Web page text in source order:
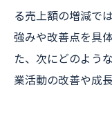
る売上額の増減で
強みや改善点を具
た、次にどのよう
業活動の改善や成